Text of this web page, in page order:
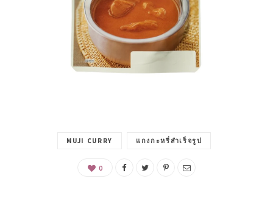
MUJI CURRY แกงกะหรี่สำเร็จรูป
0